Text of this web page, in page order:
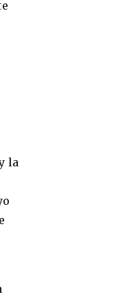
la